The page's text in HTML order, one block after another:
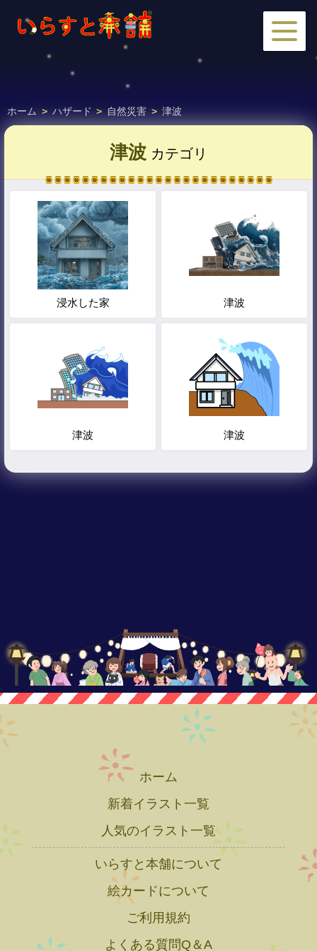
ホーム > ハザード > 自然災害 > 津波
津波 カテゴリ
浸水した家 津波
津波 津波
ホーム
新着イラスト一覧
人気のイラスト一覧
いらすと本舗について
絵カードについて
ご利用規約
よくある質問Q＆A